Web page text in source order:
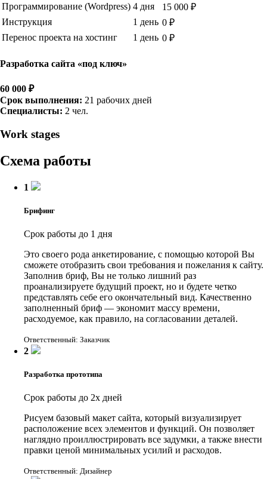
Программирование (Wordpress) 4 дня
15 000 ₽
Инструкция
1 день 0 ₽
Перенос проекта на хостинг
1 день 0 ₽
Разработка сайта «под ключ»
60 000 ₽
Срок выполнения: 21 рабочих дней
Специалисты: 2 чел.
Work stages
Схема работы
1
Брифинг
Срок работы до 1 дня
Это своего рода анкетирование, с помощью которой Вы
сможете отобразить свои требования и пожелания к сайту.
Заполнив бриф, Вы не только лишний раз
проанализируете будущий проект, но и будете четко
представлять себе его окончательный вид. Качественно
заполненный бриф — экономит массу времени,
расходуемое, как правило, на согласовании деталей.
Ответственный: Заказчик
2
Разработка прототипа
Срок работы до 2х дней
Рисуем базовый макет сайта, который визуализирует
расположение всех элементов и функций. Он позволяет
наглядно проиллюстрировать все задумки, а также внести
правки ценой минимальных усилий и расходов.
Ответственный: Дизайнер